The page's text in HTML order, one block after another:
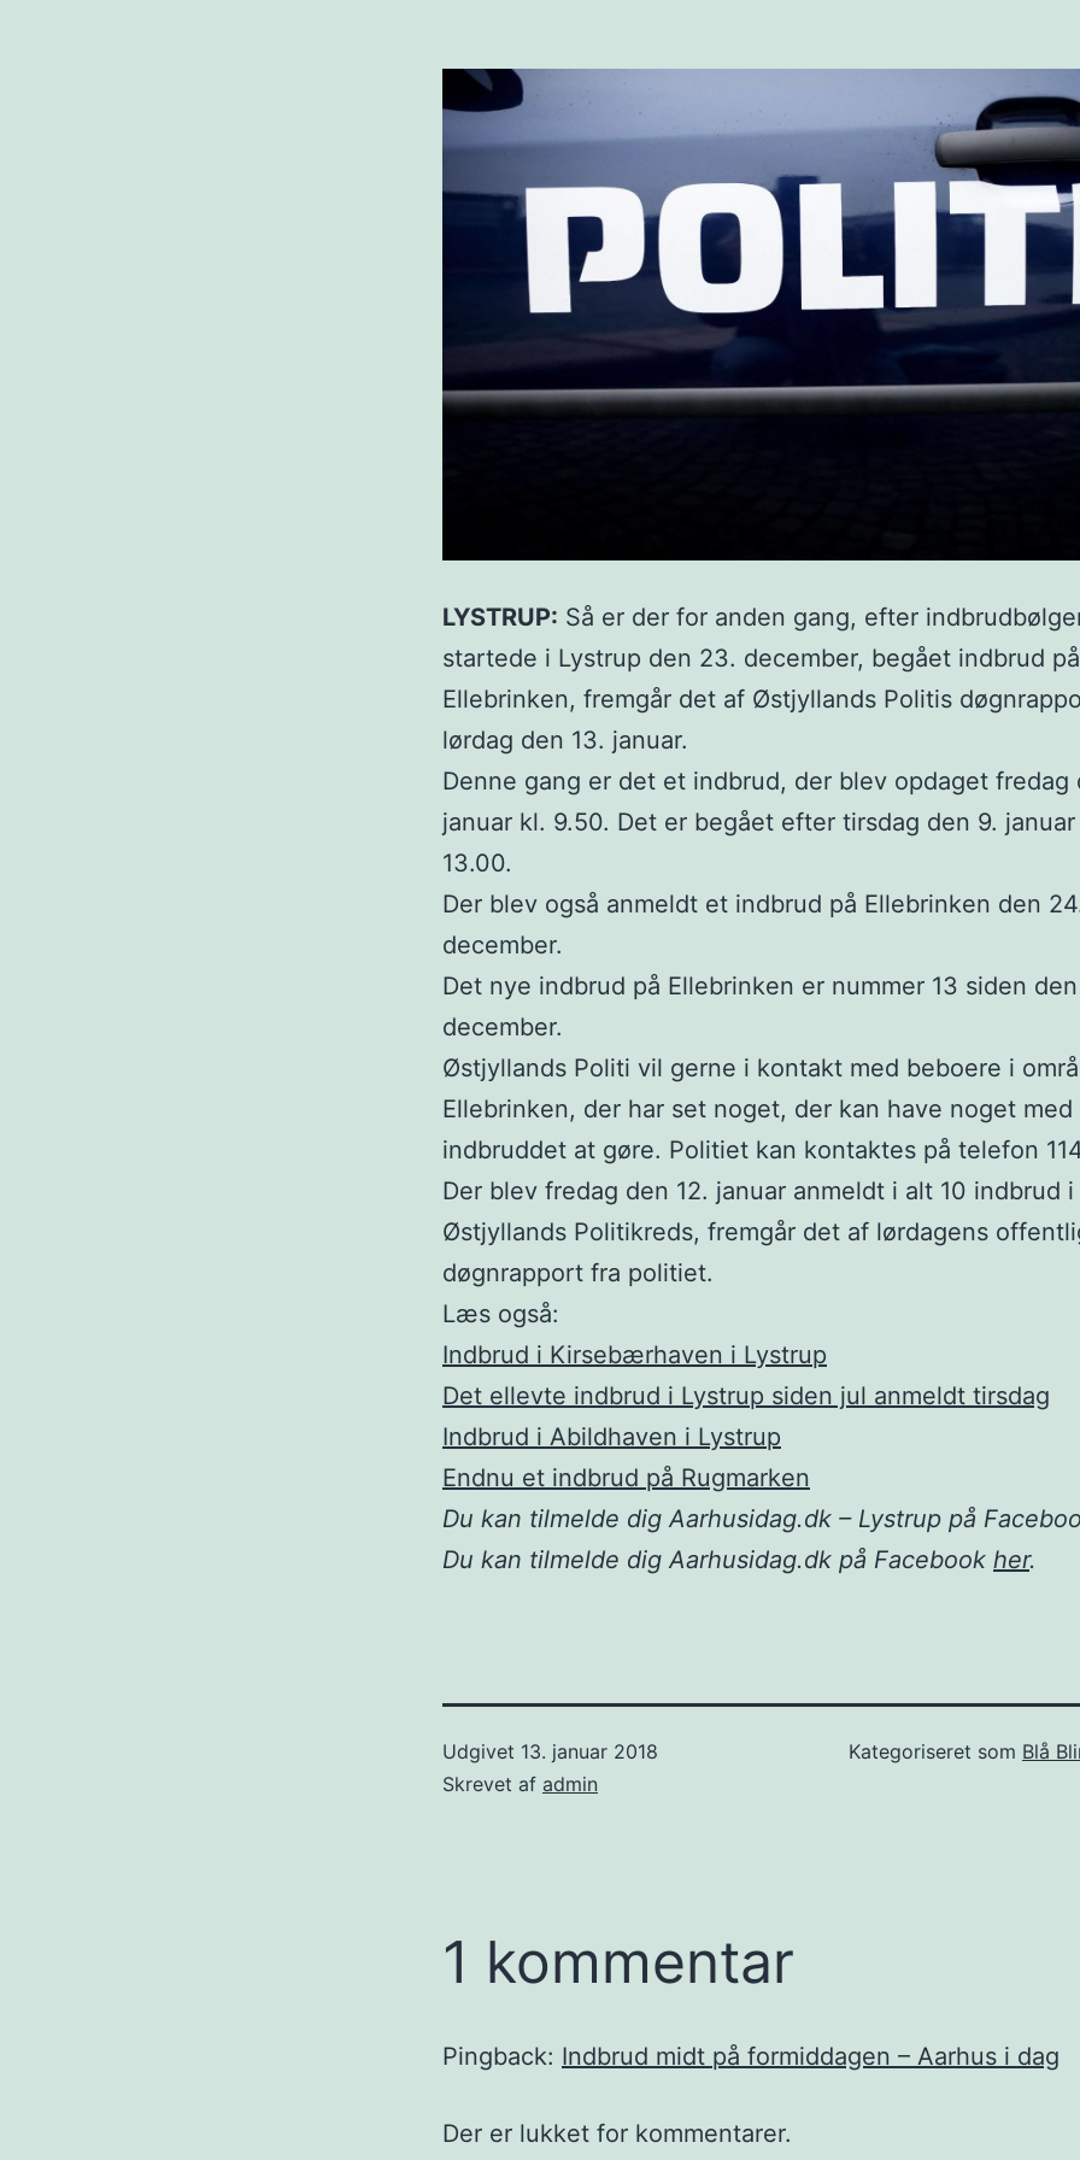
LYSTRUP: Så er der for anden gang, efter
startede i Lystrup den 23. december, begået indbrud på
Ellebrinken, fremgår det af Østjyllands Politis
lørdag den 13. januar.
Denne gang er det et indbrud, der blev opdaget fredag
januar kl. 9.50. Det er begået efter tirsdag den 9.
13.00.
Der blev også anmeldt et indbrud på Ellebrinken den
december.
Det nye indbrud på Ellebrinken er nummer 13 siden
december.
Østjyllands Politi vil gerne i kontakt med beboere i
Ellebrinken, der har set noget, der kan have noget med
indbruddet at gøre. Politiet kan kontaktes på telefon
Der blev fredag den 12. januar anmeldt i alt 10 indbrud i
Østjyllands Politikreds, fremgår det af lørdagens
døgnrapport fra politiet.
Læs også:
Indbrud i Kirsebærhaven i Lystrup
Det ellevte indbrud i Lystrup siden jul anmeldt tirsdag
Indbrud i Abildhaven i Lystrup
Endnu et indbrud på Rugmarken
Du kan tilmelde dig Aarhusidag.dk – Lystrup på
Du kan tilmelde dig Aarhusidag.dk på Facebook her.
Udgivet 13. januar 2018
Skrevet af admin
Kategoriseret som Blå
1 kommentar
Pingback: Indbrud midt på formiddagen – Aarhus i dag
Der er lukket for kommentarer.